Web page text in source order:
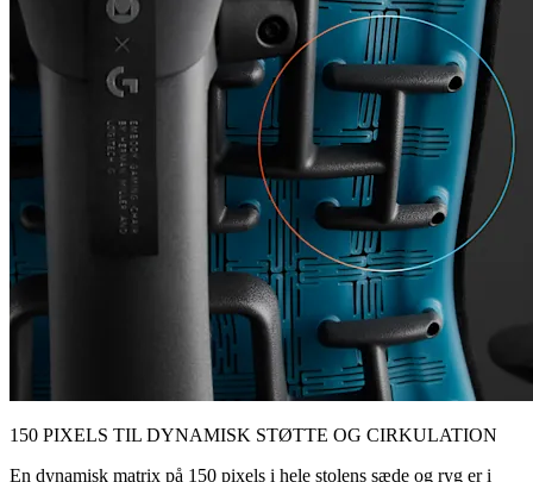
150 PIXELS TIL DYNAMISK STØTTE OG CIRKULATION
En dynamisk matrix på 150 pixels i hele stolens sæde og ryg er i